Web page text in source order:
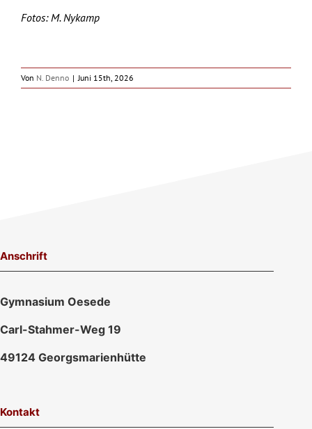
Fotos: M. Nykamp
Von N. Denno | Juni 15th, 2026
Anschrift
Gymnasium Oesede
Carl-Stahmer-Weg 19
49124 Georgsmarienhütte
Kontakt